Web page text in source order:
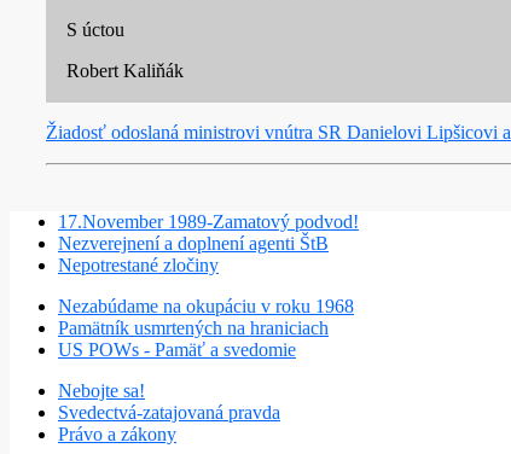
S úctou
Robert Kaliňák
Žiadosť odoslaná ministrovi vnútra SR Danielovi Lipšicovi
17.November 1989-Zamatový podvod!
Nezverejnení a doplnení agenti ŠtB
Nepotrestané zločiny
Nezabúdame na okupáciu v roku 1968
Pamätník usmrtených na hraniciach
US POWs - Pamäť a svedomie
Nebojte sa!
Svedectvá-zatajovaná pravda
Právo a zákony